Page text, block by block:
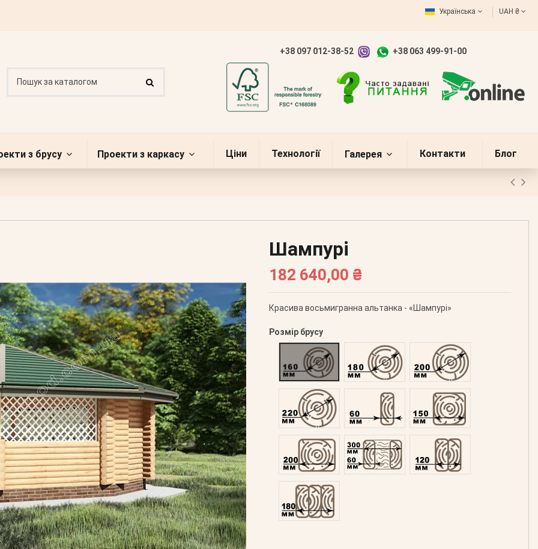
Українська UAH ₴
+38 097 012-38-52 +38 063 499-91-00
з брусу Проекти з каркасу Ціни Технології Галерея Контакти Блог
Шампурі
182 640,00 ₴
Красива восьмигранна альтанка - «Шампурі»
Розмір брусу
Оциліндрований 160Оциліндрований 180Оциліндрований 200
Оциліндрований 220Профільований 60Профільований 150
Профільований 200Подвійний 300 Клеєний 120
Клеєний 180